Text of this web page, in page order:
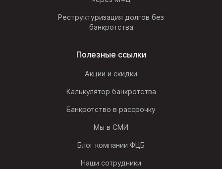
Реструктуризация долгов без
банкротства
Полезные ссылки
Акции и скидки
Калькулятор банкротства
Банкротство в рассрочку
Мы в СМИ
Блог компании ФЦБ
Наши сотрудники